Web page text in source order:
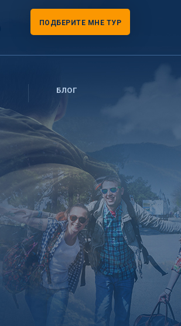
ПОДБЕРИТЕ МНЕ ТУР
БЛОГ